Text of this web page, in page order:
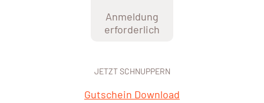
Anmeldung
erforderlich
JETZT SCHNUPPERN
Gutschein Download